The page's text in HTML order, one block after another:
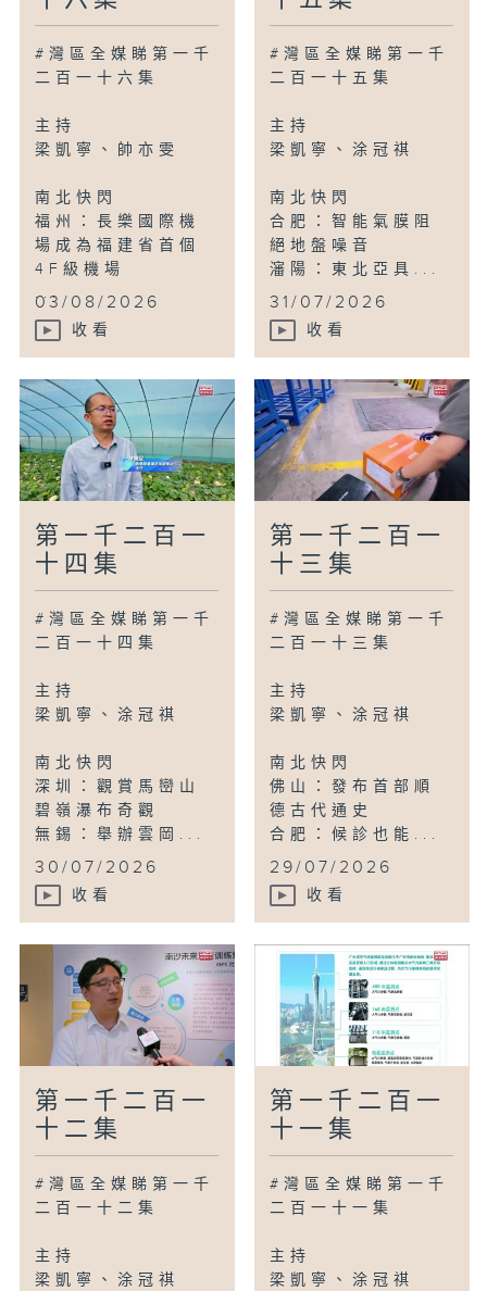
#灣區全媒睇第一千
二百一十六集
主持
梁凱寧、帥亦雯
南北快閃
福州：長樂國際機
場成為福建省首個
4F級機場
...
03/08/2026
收看
#灣區全媒睇第一千
二百一十五集
主持
梁凱寧、涂冠祺
南北快閃
合肥：智能氣膜阻
絕地盤噪音
瀋陽：東北亞具...
31/07/2026
收看
第一千二百一
十四集
#灣區全媒睇第一千
二百一十四集
主持
梁凱寧、涂冠祺
南北快閃
深圳：觀賞馬巒山
碧嶺瀑布奇觀
無錫：舉辦雲岡...
30/07/2026
收看
第一千二百一
十三集
#灣區全媒睇第一千
二百一十三集
主持
梁凱寧、涂冠祺
南北快閃
佛山：發布首部順
德古代通史
合肥：候診也能...
29/07/2026
收看
第一千二百一
十二集
#灣區全媒睇第一千
二百一十二集
主持
梁凱寧、涂冠祺
第一千二百一
十一集
#灣區全媒睇第一千
二百一十一集
主持
梁凱寧、涂冠祺